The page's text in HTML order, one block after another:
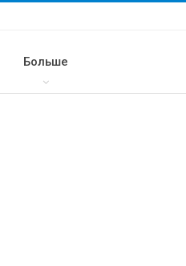
Больше